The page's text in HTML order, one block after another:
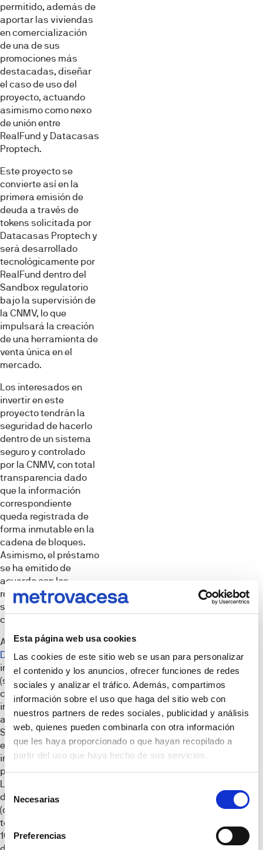
Esta página web usa cookies
Las cookies de este sitio web se usan para personalizar
el contenido y los anuncios, ofrecer funciones de redes
sociales y analizar el tráfico. Además, compartimos
información sobre el uso que haga del sitio web con
nuestros partners de redes sociales, publicidad y análisis
web, quienes pueden combinarla con otra información
que les haya proporcionado o que hayan recopilado a
partir del uso que haya hecho de sus servicios.
Selección
de
consentimiento
Necesarias
Preferencias
permitido, además de
aportar las viviendas
en comercialización
de una de sus
promociones más
destacadas, diseñar
el caso de uso del
proyecto, actuando
asimismo como nexo
de unión entre
RealFund y Datacasas
Proptech.
Este proyecto se
convierte así en la
primera emisión de
deuda a través de
tokens solicitada por
Datacasas Proptech y
será desarrollado
tecnológicamente por
RealFund dentro del
Sandbox regulatorio
bajo la supervisión de
la CNMV, lo que
impulsará la creación
de una herramienta de
venta única en el
mercado.
Los interesados en
invertir en este
proyecto tendrán la
seguridad de hacerlo
dentro de un sistema
seguro y controlado
por la CNMV, con total
transparencia dado
que la información
correspondiente
queda registrada de
forma inmutable en la
cadena de bloques.
Asimismo, el préstamo
se ha emitido de
acuerdo con los
requisitos de la ley de
sociedades de
capital.
A través de la web de
Datacasas, los
interesados en invertir,
(se recabará el
consentimiento
informado del inversor
al tratarse del
Sandbox),
encontrarán toda la
información relativa al
proceso de inversión.
La inversión mínima es
de 300€
(correspondiente a 30
tokens por valor de
10€ cada uno) y se